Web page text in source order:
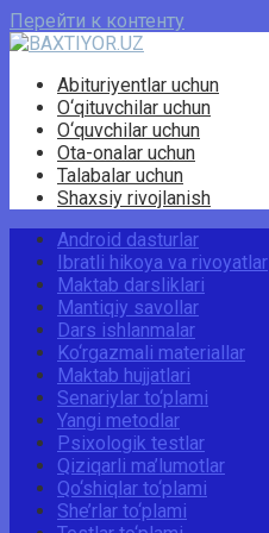
Перейти к контенту
Abituriyentlar uchun
O‘qituvchilar uchun
O‘quvchilar uchun
Ota-onalar uchun
Talabalar uchun
Shaxsiy rivojlanish
Android dasturlar
Ibratli hikoya va rivoyatlar
Maktab darsliklari
Mantiqiy savollar
Dars ishlanmalar
Ko‘rgazmali materiallar
Maktab hujjatlari
Senariylar to‘plami
Yangi metodlar
Psixologik testlar
Qiziqarli ma’lumotlar
Qo‘shiqlar to‘plami
She’rlar to‘plami